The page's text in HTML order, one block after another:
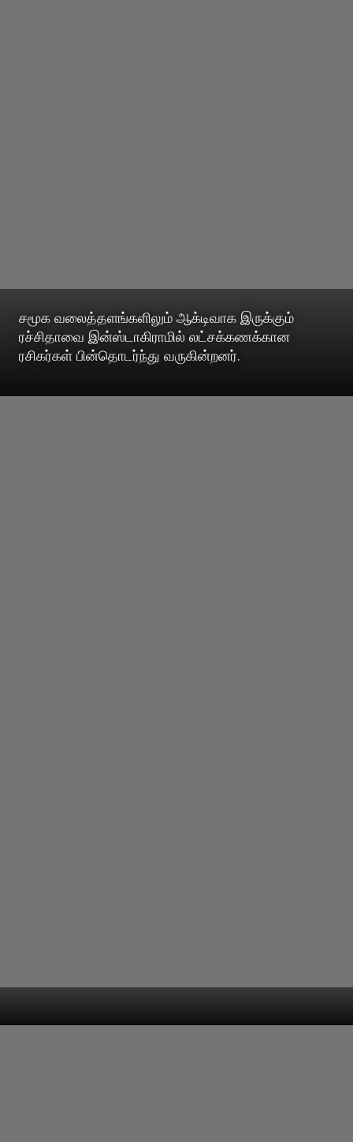
சமூக வலைத்தளங்களிலும் ஆக்டிவாக இருக்கும்
ரச்சிதாவை இன்ஸ்டாகிராமில் லட்சக்கணக்கான
ரசிகர்கள் பின்தொடர்ந்து வருகின்றனர்.